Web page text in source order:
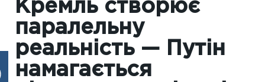
Кремль створює
паралельну
реальність — Путін
намагається